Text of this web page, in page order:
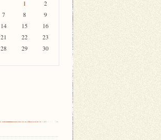
1
2
7 8
9
14 15
16
21 22
23
28 29
30